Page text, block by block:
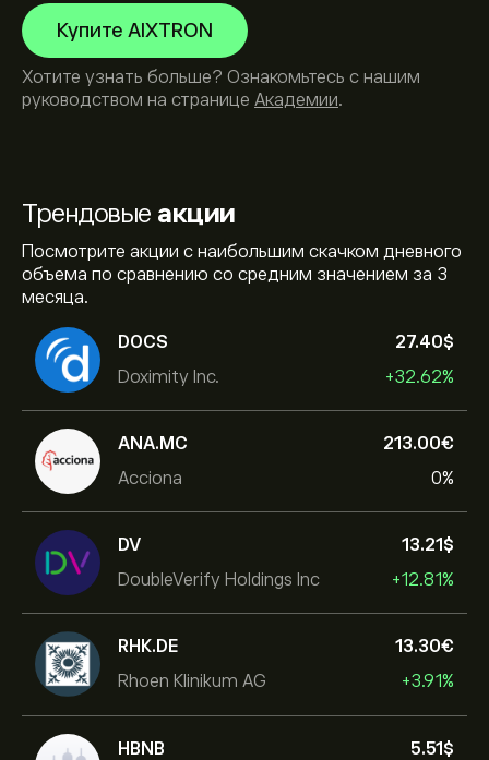
Трендовые акции
Посмотрите акции с наибольшим скачком дневного
объема по сравнению со средним значением за 3
месяца.
DOCS
Doximity Inc.
27.40‎$‎
+32.62%
ANA.MC
Acciona
213.00‎€‎
0%
DV
DoubleVerify Holdings Inc
13.21‎$‎
+12.81%
RHK.DE
Rhoen Klinikum AG
13.30‎€‎
+3.91%
HBNB
5.51‎$‎
Купите AIXTRON
Хотите узнать больше? Ознакомьтесь с нашим
руководством на странице Академии.